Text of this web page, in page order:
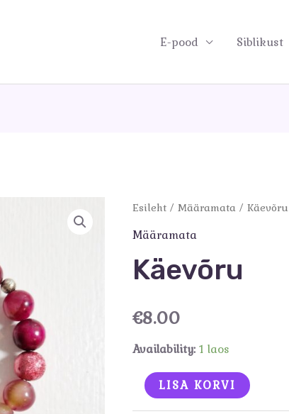
E-pood Siblikust
Esileht/ Määramata/ Käevõru
Määramata
Käevõru
€8.00
Availability:1 laos
Käevõru
kogus
LISA KORVI